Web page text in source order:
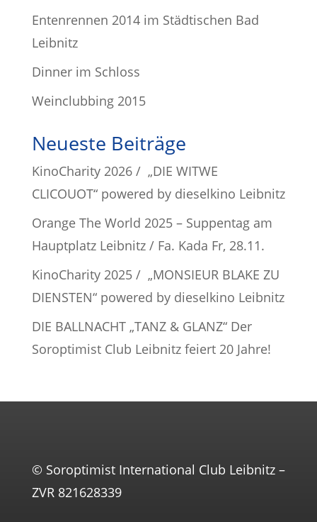
Entenrennen 2014 im Städtischen Bad
Leibnitz
Dinner im Schloss
Weinclubbing 2015
Neueste Beiträge
KinoCharity 2026 / „DIE WITWE
CLICOUOT“ powered by dieselkino Leibnitz
Orange The World 2025 – Suppentag am
Hauptplatz Leibnitz / Fa. Kada Fr, 28.11.
KinoCharity 2025 / „MONSIEUR BLAKE ZU
DIENSTEN“ powered by dieselkino Leibnitz
DIE BALLNACHT „TANZ & GLANZ“ Der
Soroptimist Club Leibnitz feiert 20 Jahre!
© Soroptimist International Club Leibnitz –
ZVR 821628339